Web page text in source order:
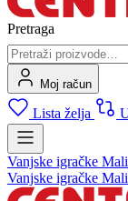
Pretraga
Moj račun
Lista želja
Vanjske igračke
Vanjske igračke